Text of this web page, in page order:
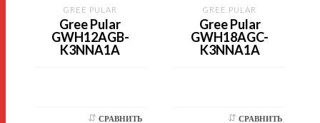
GREE PULAR
Gree Pular
GWH12AGB-
K3NNA1A
СРАВНИТЬ
GREE PULAR
Gree Pular
GWH18AGC-
K3NNA1A
СРАВНИТЬ